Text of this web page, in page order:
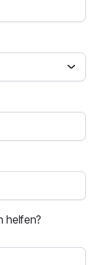
helfen?